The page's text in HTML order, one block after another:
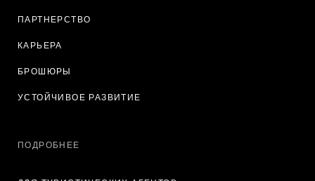
ПАРТНЕРСТВО
КАРЬЕРА
БРОШЮРЫ
УСТОЙЧИВОЕ РАЗВИТИЕ
ПОДРОБНЕЕ